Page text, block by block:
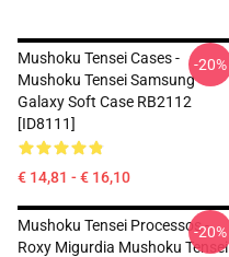
Mushoku Tensei Cases -
Mushoku Tensei Samsung
Galaxy Soft Case RB2112
[ID8111]
€ 14,81 - € 16,10
-20%
Mushoku Tensei Processos -
Roxy Migurdia Mushoku Tensei
-20%